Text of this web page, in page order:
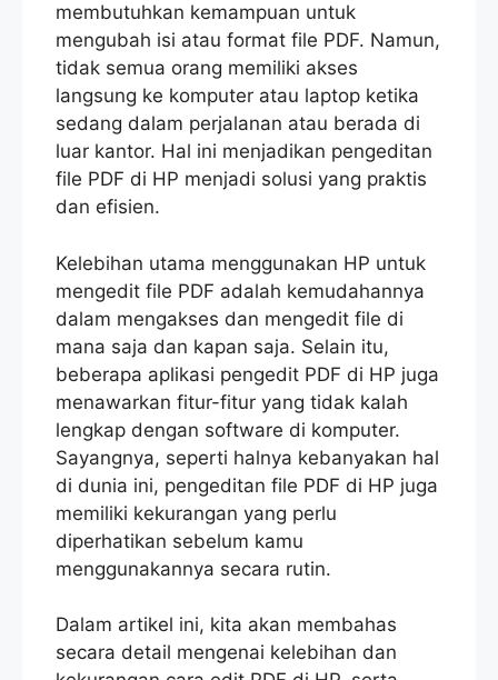
membutuhkan kemampuan untuk
mengubah isi atau format file PDF. Namun,
tidak semua orang memiliki akses
langsung ke komputer atau laptop ketika
sedang dalam perjalanan atau berada di
luar kantor. Hal ini menjadikan pengeditan
file PDF di HP menjadi solusi yang praktis
dan efisien.
Kelebihan utama menggunakan HP untuk
mengedit file PDF adalah kemudahannya
dalam mengakses dan mengedit file di
mana saja dan kapan saja. Selain itu,
beberapa aplikasi pengedit PDF di HP juga
menawarkan fitur-fitur yang tidak kalah
lengkap dengan software di komputer.
Sayangnya, seperti halnya kebanyakan hal
di dunia ini, pengeditan file PDF di HP juga
memiliki kekurangan yang perlu
diperhatikan sebelum kamu
menggunakannya secara rutin.
Dalam artikel ini, kita akan membahas
secara detail mengenai kelebihan dan